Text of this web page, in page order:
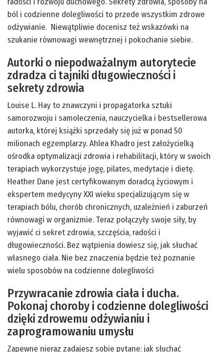
ból i codzienne dolegliwości to przede wszystkim zdrowe
odżywianie. Niewątpliwie docenisz też wskazówki na
szukanie równowagi wewnętrznej i pokochanie siebie.
Autorki o niepodważalnym autorytecie
zdradza ci tajniki długowieczności i
sekrety zdrowia
Louise L. Hay to znawczyni i propagatorka sztuki
samorozwoju i samoleczenia, nauczycielka i bestsellerowa
autorka, której książki sprzedały się już w ponad 50
milionach egzemplarzy. Ahlea Khadro jest założycielką
ośrodka optymalizacji zdrowia i rehabilitacji, który w swoich
terapiach wykorzystuje jogę, pilates, medytacje i dietę.
Heather Dane jest certyfikowanym doradcą życiowym i
ekspertem medycyny XXI wieku specjalizującym się w
terapiach bólu, chorób chronicznych, uzależnień i zaburzeń
równowagi w organizmie. Teraz połączyły swoje siły, by
wyjawić ci sekret zdrowia, szczęścia, radości i
długowieczności. Bez wątpienia dowiesz się, jak słuchać
własnego ciała. Nie bez znaczenia będzie też poznanie
wielu sposobów na codzienne dolegliwości
Przywracanie zdrowia ciała i ducha.
Pokonaj choroby i codzienne dolegliwości
dzięki zdrowemu odżywianiu i
zaprogramowaniu umysłu
Zapewne nieraz zadajesz sobie pytane: jak słuchać